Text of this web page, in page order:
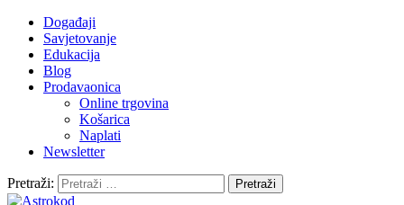
Događaji
Savjetovanje
Edukacija
Blog
Prodavaonica
Online trgovina
Košarica
Naplati
Newsletter
Pretraži: